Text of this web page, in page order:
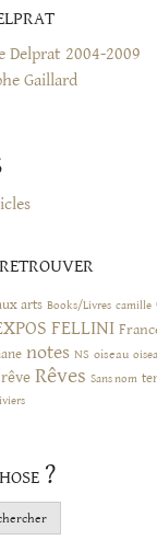
Delprat 2004-2009
Gaillard
retrouver
arts Books/Livres camille
FELLINI
notes NS oiseau
rêve Rêves Sans nom
?